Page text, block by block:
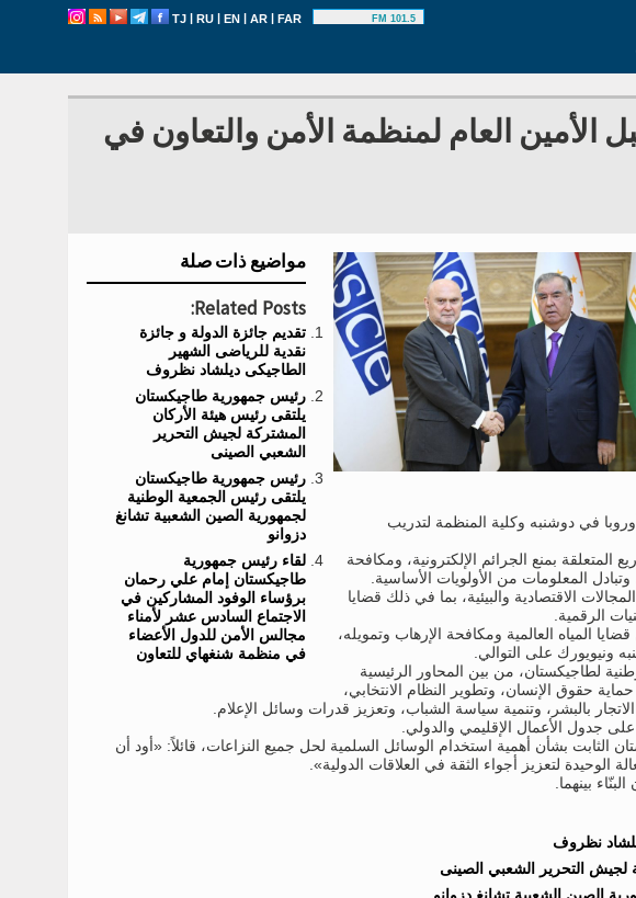
TJ | RU | EN | AR | FAR 101.5 FM
العام لمنظمة الأمن والتعاون في
مواضيع ذات صلة
Related Posts:
تقديم جائزة الدولة و جائزة
نقدية للرياضى الشهير
الطاجيكى ديلشاد نظروف
رئيس جمهورية طاجيكستان
يلتقى رئيس هيئة الأركان
المشتركة لجيش التحرير
الشعبي الصينى
رئيس جمهورية طاجيكستان
يلتقى رئيس الجمعية الوطنية
لجمهورية الصين الشعبية تشانغ
دزوانو
لقاء رئيس جمهورية
طاجيكستان إمام علي رحمان
برؤساء الوفود المشاركين في
الاجتماع السادس عشر لأمناء
مجالس الأمن للدول الأعضاء
في منظمة شنغهاي للتعاون
في دوشنبه وكلية المنظمة لتدريب
بمنع الجرائم الإلكترونية، ومكافحة
المعلومات من الأولويات الأساسية.
الاقتصادية والبيئية، بما في ذلك قضايا
الرقمية.
المياه العالمية ومكافحة الإرهاب وتمويله،
ونيويورك على التوالي.
لطاجيكستان، من بين المحاور الرئيسية
حقوق الإنسان، وتطوير النظام الانتخابي،
بالبشر، وتنمية سياسة الشباب، وتعزيز قدرات وسائل الإعلام.
على جدول الأعمال الإقليمي والدولي.
بشأن أهمية استخدام الوسائل السلمية لحل جميع النزاعات، قائلاً: «أود أن
الوحيدة لتعزيز أجواء الثقة في العلاقات الدولية».
بينهما.
نظروف
لجيش التحرير الشعبي الصينى